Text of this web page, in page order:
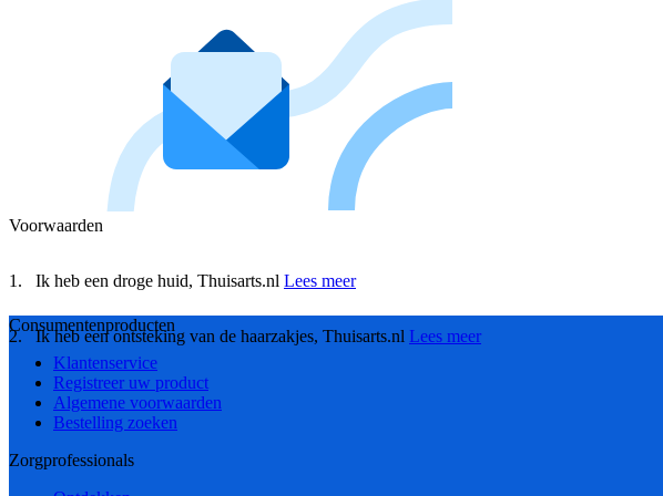
Voorwaarden
Ik heb een droge huid, Thuisarts.nl Lees meer
Ik heb een ontsteking van de haarzakjes, Thuisarts.nl Lees meer
Consumentenproducten
Klantenservice
Registreer uw product
Algemene voorwaarden
Bestelling zoeken
Zorgprofessionals